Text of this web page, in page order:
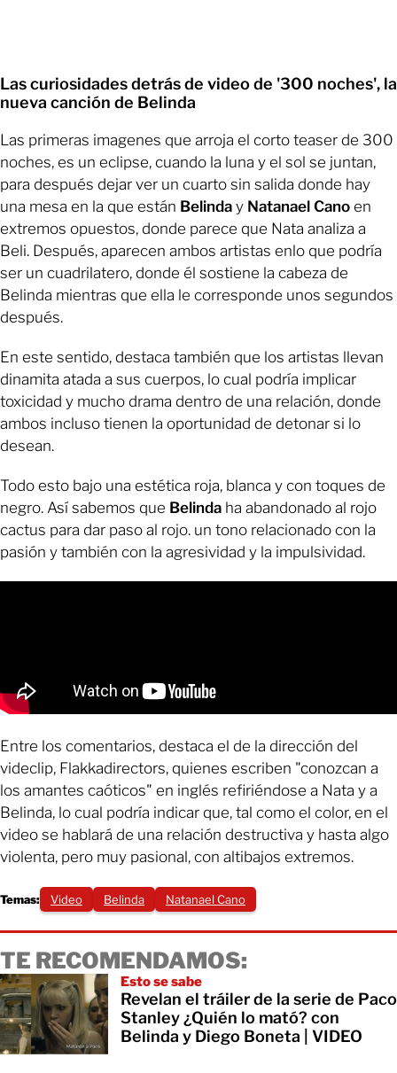
Las curiosidades detrás de video de '300 noches', la
nueva canción de Belinda
Las primeras imagenes que arroja el corto teaser de 300
noches, es un eclipse, cuando la luna y el sol se juntan,
para después dejar ver un cuarto sin salida donde hay
una mesa en la que están Belinda y Natanael Cano en
extremos opuestos, donde parece que Nata analiza a
Beli. Después, aparecen ambos artistas enlo que podría
ser un cuadrilatero, donde él sostiene la cabeza de
Belinda mientras que ella le corresponde unos segundos
después.
En este sentido, destaca también que los artistas llevan
dinamita atada a sus cuerpos, lo cual podría implicar
toxicidad y mucho drama dentro de una relación, donde
ambos incluso tienen la oportunidad de detonar si lo
desean.
Todo esto bajo una estética roja, blanca y con toques de
negro. Así sabemos que Belinda ha abandonado al rojo
cactus para dar paso al rojo. un tono relacionado con la
pasión y también con la agresividad y la impulsividad.
Entre los comentarios, destaca el de la dirección del
videclip, Flakkadirectors, quienes escriben "conozcan a
los amantes caóticos" en inglés refiriéndose a Nata y a
Belinda, lo cual podría indicar que, tal como el color, en el
video se hablará de una relación destructiva y hasta algo
violenta, pero muy pasional, con altibajos extremos.
Temas: Video Belinda Natanael Cano
TE RECOMENDAMOS:
Esto se sabe
Revelan el tráiler de la serie de Paco
Stanley ¿Quién lo mató? con
Belinda y Diego Boneta | VIDEO